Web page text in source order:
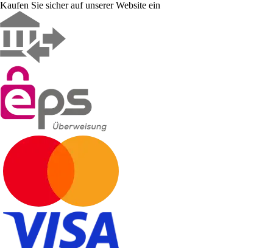
Kaufen Sie sicher auf unserer Website ein